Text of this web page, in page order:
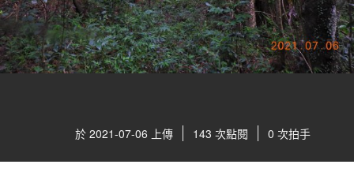
於 2021-07-06 上傳 143 次點閱 0 次拍手